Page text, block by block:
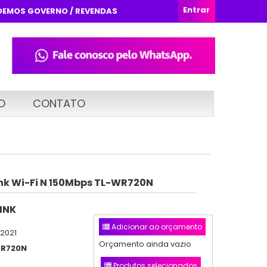
Entrar
GOVERNO / REVENDAS
CONTATO
Wi-Fi N 150Mbps TL-WR720N
Adicionar ao orçamento
Orçamento ainda vazio